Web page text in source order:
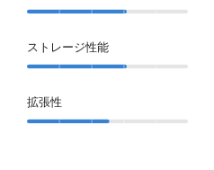
ストレージ性能
拡張性